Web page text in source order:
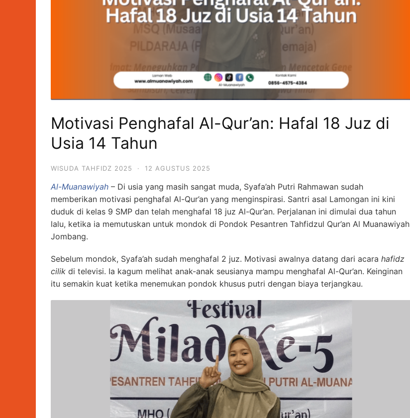
Motivasi Penghafal Al-Qur’an: Hafal 18 Juz di
Usia 14 Tahun
WISUDA TAHFIDZ 2025 · 12 AGUSTUS 2025
Al-Muanawiyah – Di usia yang masih sangat muda, Syafa’ah Putri Rahmawan sudah
memberikan motivasi penghafal Al-Qur’an yang menginspirasi. Santri asal Lamongan ini kini
duduk di kelas 9 SMP dan telah menghafal 18 juz Al-Qur’an. Perjalanan ini dimulai dua tahun
lalu, ketika ia memutuskan untuk mondok di Pondok Pesantren Tahfidzul Qur’an Al Muanawiyah
Jombang.
Sebelum mondok, Syafa’ah sudah menghafal 2 juz. Motivasi awalnya datang dari acara hafidz
cilik di televisi. Ia kagum melihat anak-anak seusianya mampu menghafal Al-Qur’an. Keinginan
itu semakin kuat ketika menemukan pondok khusus putri dengan biaya terjangkau.